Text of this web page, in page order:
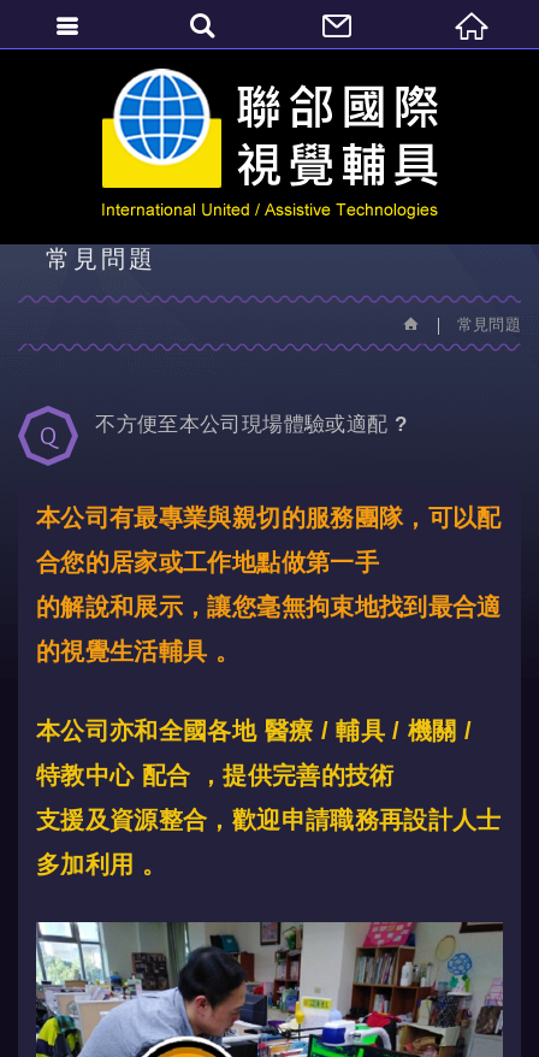
常見問題
常見問題
常見問題
不方便至本公司現場體驗或適配 ?
本公司有最專業與親切的服務團隊， 可以配
合您的居家或工作地點做第一手
的解說和展示 ，讓您毫無拘束地找到最合適
的視覺生活輔具 。
本公司亦和全國各地 醫療 / 輔具 / 機關 /
特教中心 配合
，提供完善的技術
支援及資源整合 ， 歡迎申請職務再設計人士
多加利用 。